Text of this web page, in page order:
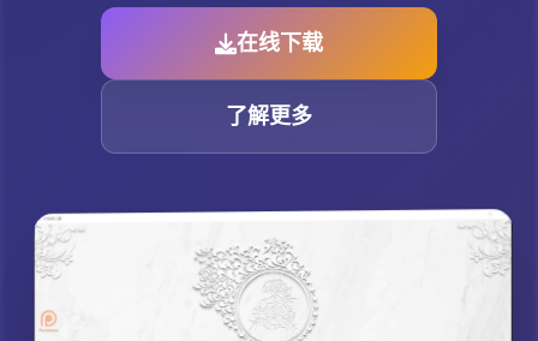
在线下载
了解更多